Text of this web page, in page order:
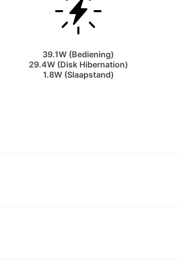
39.1W (Bediening)
29.4W (Disk Hibernation)
1.8W (Slaapstand)